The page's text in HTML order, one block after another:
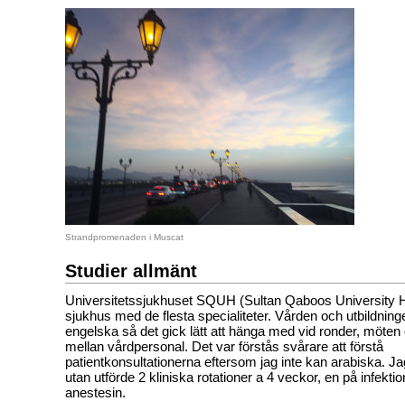
Strandpromenaden i Muscat
Studier allmänt
Universitetssjukhuset SQUH (Sultan Qaboos University
sjukhus med de flesta specialiteter. Vården och
engelska så det gick lätt att hänga med vid ronder,
mellan vårdpersonal. Det var förstås svårare att förstå
patientkonsultationerna eftersom jag inte kan arabiska.
utan utförde 2 kliniska rotationer a 4 veckor, en på
anestesin.